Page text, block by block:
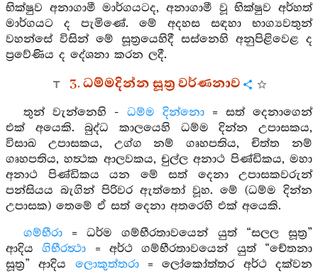
භික්ෂුව අනාගාමී මාර්ගයටද, අනාගාමී වූ භික්ෂුව අර්හත්
මාර්ගයට ද පැමිණේ. මේ අදහස සඳහා භාග්‍යවතුන්
වහන්සේ විසින් මේ සූත්‍රයෙහිදී සස්නෙහි අනුපිළිවෙළ ද
ප්‍රවේණිය ද දේශනා කරන ලදී.
3. ධම්මදින්න සූත්‍ර වර්ණනාව
තුන් වැන්නෙහි - ධම්ම දින්නො= සත් දෙනාගෙන්
එක් අයෙකි. බුද්ධ කාලයෙහි ධම්ම දින්න උපාසකය,
විසාඛ උපාසකය, උග්ග නම් ගෘහපතිය, චිත්ත නම්
ගෘහපතිය, හත්‍ථක ආලවකය, චුල්ල අනාථ පිණ්ඩිකය, මහා
අනාථ පිණ්ඩිකය යන මේ සත් දෙනා උපාසකවරුන්
පන්සියය බැගින් පිරිවර ඇත්තෝ වූහ. මේ (ධම්ම දින්න
උපාසක) තෙමේ ඒ සත් දෙනා අතරෙහි එක් අයෙකි.
ගම්භීරා= ධර්ම ගම්භීරතාවයෙන් යුත් “සලල සූත්‍ර”
ආදියගිභීරත්‍ථා = අර්ථ ගම්භීරතාවයෙන් යුත් “චේතනා
සූත්‍ර” ආදිය ලොකුත්තරා= ලෝකෝත්තර අර්ථ දක්වන